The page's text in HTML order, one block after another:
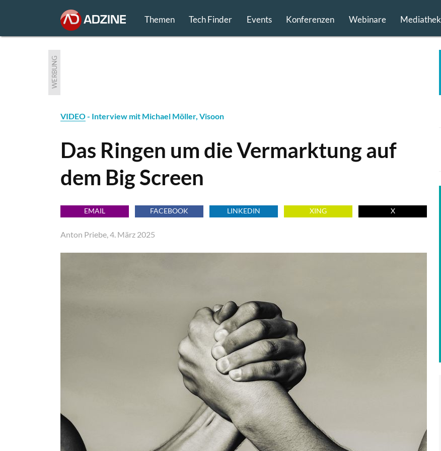
Themen Tech Finder Events Konferenzen Webinare Mediathek
WERBUNG
VIDEO- Interview mit Michael Möller, Visoon
Das Ringen um die Vermarktung auf
dem Big Screen
EMAIL FACEBOOK LINKEDIN XING X
Anton Priebe, 4. März 2025
PREMIUM TECHNOLOGIE PARTNER
Beatgrid - Crossmediale
Reichweitenmessung